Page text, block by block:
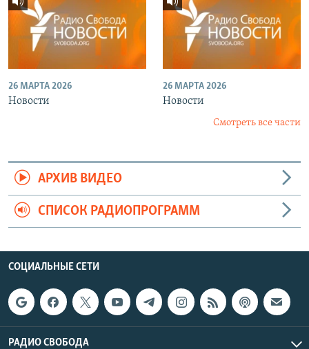
26 МАРТА 2026
Новости
26 МАРТА 2026
Новости
Смотреть все части
АРХИВ ВИДЕО
СПИСОК РАДИОПРОГРАММ
СОЦИАЛЬНЫЕ СЕТИ
РАДИО СВОБОДА